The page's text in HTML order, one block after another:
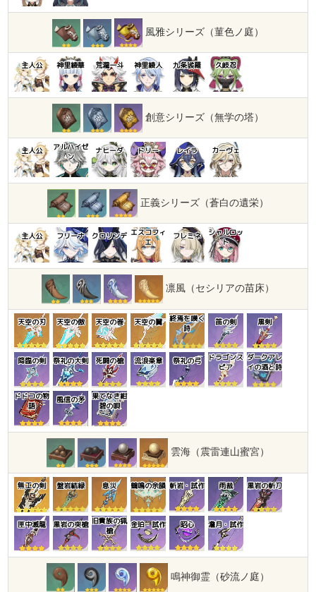
風雅シリーズ（菫色ノ庭）
主人公 神里綾華 荒瀧一斗 神里綾人 九条裟羅 久岐忍
創意シリーズ（無学の塔）
主人公
アルハイゼ
ン
ナヒーダ ドリー レイラ カーヴェ
正義シリーズ（蒼白の遺栄）
主人公 フリーナ クロリンデ エスコフィ
エ
フレミネ
シャルロッ
ト
凛風（セシリアの苗床）
天空の刃 天空の傲 天空の巻 天空の翼
終焉を嘆く
詩
笛の剣 黒剣
降臨の剣 祭礼の大剣 死闘の槍 流浪楽章 祭礼の弓
ドラゴンス
ピア
ダークアレ
イの酒と詩
ドドコの物
語
風信の矛
果てなき紺
碧の唄
雲海（震雷連山蜜宮）
無工の剣 盤岩結緑 息災 鶴鳴の余韻 斬岩・試作 雨裁 黒岩の斬刀
匣中滅龍 黒岩の突槍 旧貴族の猟
槍
金珀・試作 昭心 澹月・試作
鳴神御霊（砂流ノ庭）